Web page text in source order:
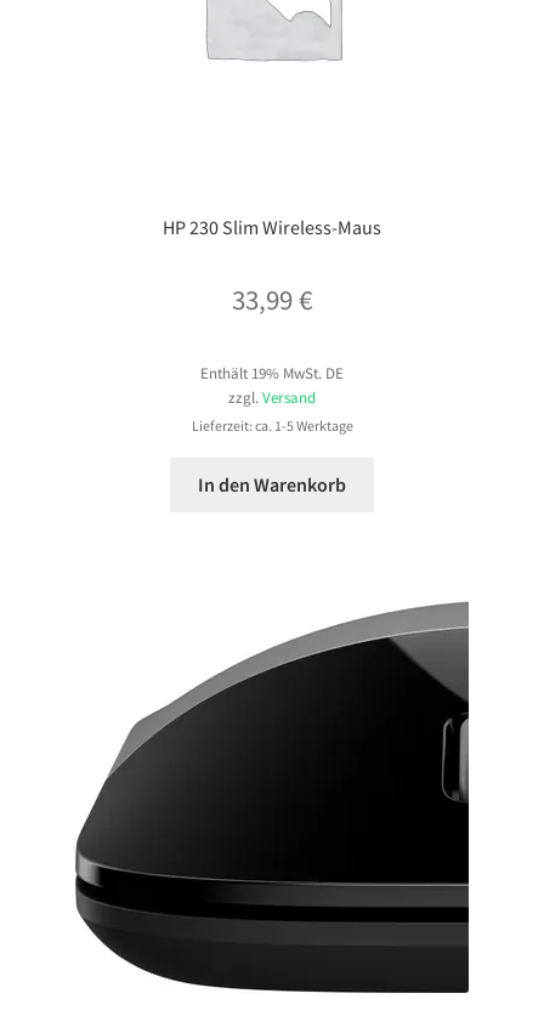
HP 230 Slim Wireless-Maus
33,99€
Enthält 19% MwSt. DE
zzgl.Versand
Lieferzeit: ca. 1-5 Werktage
In den Warenkorb